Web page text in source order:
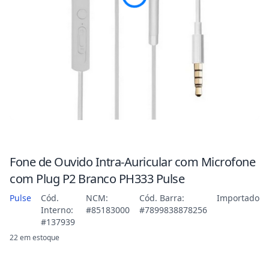
Fone de Ouvido Intra-Auricular com Microfone
com Plug P2 Branco PH333 Pulse
Pulse
Cód.
Interno:
#137939
NCM:
#85183000
Cód. Barra:
#7899838878256
Importado
22 em estoque